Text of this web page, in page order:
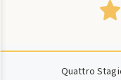
Quattro